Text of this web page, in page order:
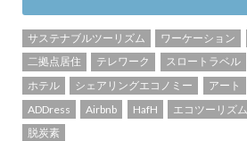
サステナブルツーリズム ワーケーション
二拠点居住
テレワーク スロートラベル
ホテル
シェアリングエコノミー アート
ADDress
Airbnb HafH エコツーリズム
脱炭素